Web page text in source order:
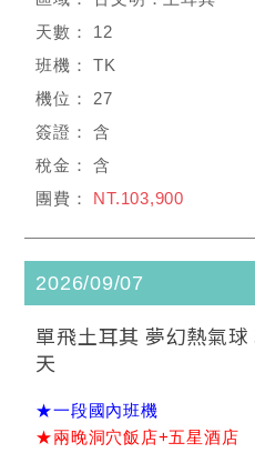
12
TK
27
含
含
NT.103,900
2026/09/07
單飛土耳其 夢幻熱氣
天
★一段國內班機
★兩晚洞穴飯店+五星酒店